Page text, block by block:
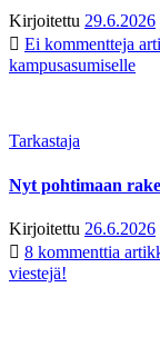
Kirjoitettu 29.6.2026
Ei kommentteja
kampusasumiselle
Tarkastaja
Nyt pohtimaan
Kirjoitettu 26.6.2026
8 kommenttia
viestejä!